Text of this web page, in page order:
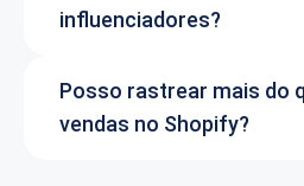
influenciadores?
Posso rastrear mais do
vendas no Shopify?